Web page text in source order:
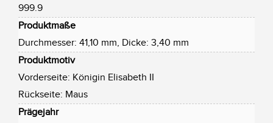
999.9
Produktmaße
Durchmesser: 41,10 mm, Dicke: 3,40 mm
Produktmotiv
Vorderseite: Königin Elisabeth II
Rückseite: Maus
Prägejahr